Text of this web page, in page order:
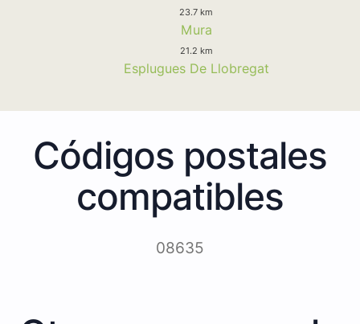
23.7 km
Mura
21.2 km
Esplugues De Llobregat
Códigos postales
compatibles
08635